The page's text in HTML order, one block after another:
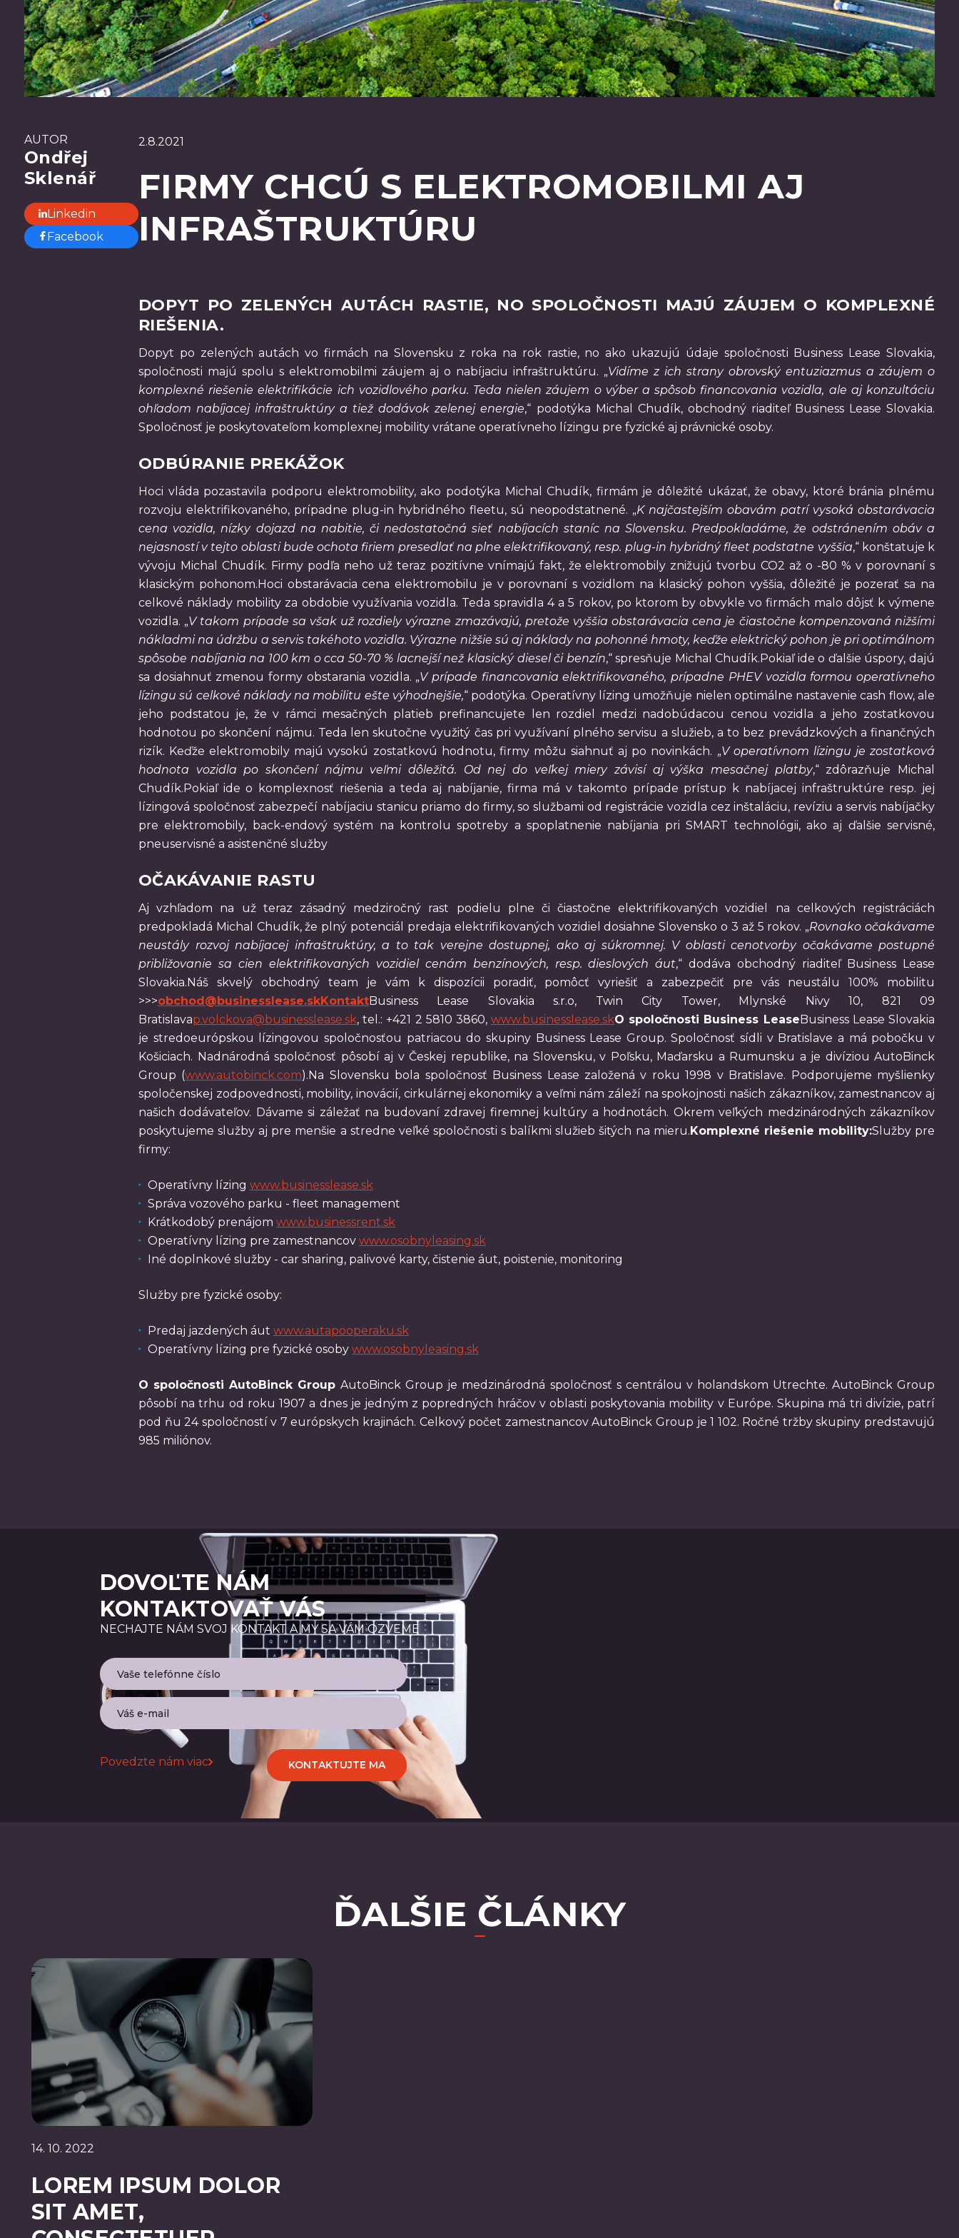
AUTOR
Ondřej
Sklenář
Linkedin
Facebook
2.8.2021
FIRMY CHCÚ S ELEKTROMOBILMI AJ
INFRAŠTRUKTÚRU
DOPYT PO ZELENÝCH AUTÁCH RASTIE, NO SPOLOČNOSTI MAJÚ ZÁUJEM O KOMPLEXNÉ
RIEŠENIA.
Dopyt po zelených autách vo firmách na Slovensku z roka na rok rastie, no ako ukazujú údaje spoločnosti Business Lease Slovakia,
spoločnosti majú spolu s elektromobilmi záujem aj o nabíjaciu infraštruktúru. „Vidíme z ich strany obrovský entuziazmus a záujem o
komplexné riešenie elektrifikácie ich vozidlového parku. Teda nielen záujem o výber a spôsob financovania vozidla, ale aj konzultáciu
ohľadom nabíjacej infraštruktúry a tiež dodávok zelenej energie,“ podotýka Michal Chudík, obchodný riaditeľ Business Lease Slovakia.
Spoločnosť je poskytovateľom komplexnej mobility vrátane operatívneho lízingu pre fyzické aj právnické osoby.
ODBÚRANIE PREKÁŽOK
Hoci vláda pozastavila podporu elektromobility, ako podotýka Michal Chudík, firmám je dôležité ukázať, že obavy, ktoré bránia plnému
rozvoju elektrifikovaného, prípadne plug-in hybridného fleetu, sú neopodstatnené. „K najčastejším obavám patrí vysoká obstarávacia
cena vozidla, nízky dojazd na nabitie, či nedostatočná sieť nabíjacích staníc na Slovensku. Predpokladáme, že odstránením obáv a
nejasností v tejto oblasti bude ochota firiem presedlať na plne elektrifikovaný, resp. plug-in hybridný fleet podstatne vyššia,“ konštatuje k
vývoju Michal Chudík. Firmy podľa neho už teraz pozitívne vnímajú fakt, že elektromobily znižujú tvorbu CO2 až o -80 % v porovnaní s
klasickým pohonom.Hoci obstarávacia cena elektromobilu je v porovnaní s vozidlom na klasický pohon vyššia, dôležité je pozerať sa na
celkové náklady mobility za obdobie využívania vozidla. Teda spravidla 4 a 5 rokov, po ktorom by obvykle vo firmách malo dôjsť k výmene
vozidla. „V takom prípade sa však už rozdiely výrazne zmazávajú, pretože vyššia obstarávacia cena je čiastočne kompenzovaná nižšími
nákladmi na údržbu a servis takéhoto vozidla. Výrazne nižšie sú aj náklady na pohonné hmoty, keďže elektrický pohon je pri optimálnom
spôsobe nabíjania na 100 km o cca 50-70 % lacnejší než klasický diesel či benzín,“ spresňuje Michal Chudík.Pokiaľ ide o ďalšie úspory, dajú
sa dosiahnuť zmenou formy obstarania vozidla. „V prípade financovania elektrifikovaného, prípadne PHEV vozidla formou operatívneho
lízingu sú celkové náklady na mobilitu ešte výhodnejšie,“ podotýka. Operatívny lízing umožňuje nielen optimálne nastavenie cash flow, ale
jeho podstatou je, že v rámci mesačných platieb prefinancujete len rozdiel medzi nadobúdacou cenou vozidla a jeho zostatkovou
hodnotou po skončení nájmu. Teda len skutočne využitý čas pri využívaní plného servisu a služieb, a to bez prevádzkových a finančných
rizík. Keďže elektromobily majú vysokú zostatkovú hodnotu, firmy môžu siahnuť aj po novinkách. „V operatívnom lízingu je zostatková
hodnota vozidla po skončení nájmu veľmi dôležitá. Od nej do veľkej miery závisí aj výška mesačnej platby,“ zdôrazňuje Michal
Chudík.Pokiaľ ide o komplexnosť riešenia a teda aj nabíjanie, firma má v takomto prípade prístup k nabíjacej infraštruktúre resp. jej
lízingová spoločnosť zabezpečí nabíjaciu stanicu priamo do firmy, so službami od registrácie vozidla cez inštaláciu, revíziu a servis nabíjačky
pre elektromobily, back-endový systém na kontrolu spotreby a spoplatnenie nabíjania pri SMART technológii, ako aj ďalšie servisné,
pneuservisné a asistenčné služby
OČAKÁVANIE RASTU
Aj vzhľadom na už teraz zásadný medziročný rast podielu plne či čiastočne elektrifikovaných vozidiel na celkových registráciách
predpokladá Michal Chudík, že plný potenciál predaja elektrifikovaných vozidiel dosiahne Slovensko o 3 až 5 rokov. „Rovnako očakávame
neustály rozvoj nabíjacej infraštruktúry, a to tak verejne dostupnej, ako aj súkromnej. V oblasti cenotvorby očakávame postupné
približovanie sa cien elektrifikovaných vozidiel cenám benzínových, resp. dieslových áut,“ dodáva obchodný riaditeľ Business Lease
Slovakia.Náš skvelý obchodný team je vám k dispozícii poradiť, pomôcť vyriešiť a zabezpečiť pre vás neustálu 100% mobilitu
>>>obchod@businesslease.skKontaktBusiness Lease Slovakia s.r.o, Twin City Tower, Mlynské Nivy 10, 821 09
Bratislavap.volckova@businesslease.sk, tel.: +421 2 5810 3860,www.businesslease.skO spoločnosti Business LeaseBusiness Lease Slovakia
je stredoeurópskou lízingovou spoločnosťou patriacou do skupiny Business Lease Group. Spoločnosť sídli v Bratislave a má pobočku v
Košiciach. Nadnárodná spoločnosť pôsobí aj v Českej republike, na Slovensku, v Poľsku, Maďarsku a Rumunsku a je divíziou AutoBinck
Group (www.autobinck.com).Na Slovensku bola spoločnosť Business Lease založená v roku 1998 v Bratislave. Podporujeme myšlienky
spoločenskej zodpovednosti, mobility, inovácií, cirkulárnej ekonomiky a veľmi nám záleží na spokojnosti našich zákazníkov, zamestnancov aj
našich dodávateľov. Dávame si záležať na budovaní zdravej firemnej kultúry a hodnotách. Okrem veľkých medzinárodných zákazníkov
poskytujeme služby aj pre menšie a stredne veľké spoločnosti s balíkmi služieb šitých na mieru.Komplexné riešenie mobility:Služby pre
firmy:
Operatívny lízing www.businesslease.sk
Správa vozového parku - fleet management
Krátkodobý prenájom www.businessrent.sk
Operatívny lízing pre zamestnancov www.osobnyleasing.sk
Iné doplnkové služby - car sharing, palivové karty, čistenie áut, poistenie, monitoring
Služby pre fyzické osoby:
Predaj jazdených áut www.autapooperaku.sk
Operatívny lízing pre fyzické osoby www.osobnyleasing.sk
O spoločnosti AutoBinck GroupAutoBinck Group je medzinárodná spoločnosť s centrálou v holandskom Utrechte. AutoBinck Group
pôsobí na trhu od roku 1907 a dnes je jedným z popredných hráčov v oblasti poskytovania mobility v Európe. Skupina má tri divízie, patrí
pod ňu 24 spoločností v 7 európskych krajinách. Celkový počet zamestnancov AutoBinck Group je 1 102. Ročné tržby skupiny predstavujú
985 miliónov.
DOVOĽTE NÁM
KONTAKTOVAŤ VÁS
NECHAJTE NÁM SVOJ KONTAKT A MY SA VÁM OZVEME
Povedzte nám viac KONTAKTUJTE MA
ĎALŠIE ČLÁNKY
14. 10. 2022
LOREM IPSUM DOLOR
SIT AMET,